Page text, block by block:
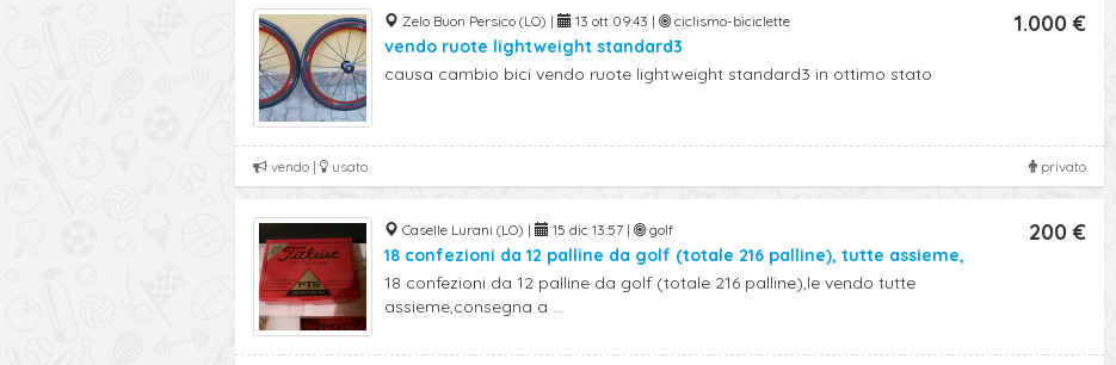
Zelo Buon Persico (LO) | 13 ott 09:43 | ciclismo-biciclette
vendo ruote lightweight standard3
causa cambio bici vendo ruote lightweight standard3 in ottimo stato
1.000 €
privato
vendo | usato
Caselle Lurani (LO) | 15 dic 13:57 | golf
18 confezioni da 12 palline da golf (totale 216 palline), tutte assieme,
18 confezioni da 12 palline da golf (totale 216 palline),le vendo tutte
assieme,consegna a ...
200 €